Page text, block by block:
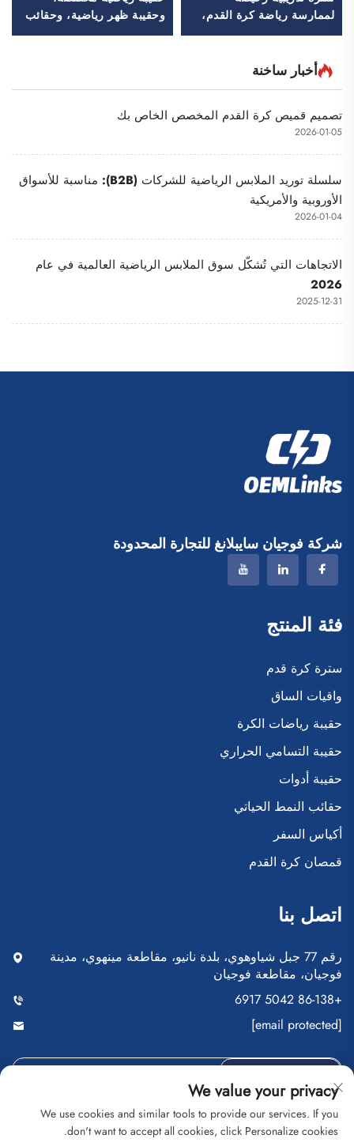
لممارسة رياضة كرة القدم،
مصنوعة بالكامل من
تصميم شبكي، وتُستخدم
وحقيبة ظهر رياضية، وحقائب
مدرسية، وحقائب سفر،
وكرة سلة
أخبار ساخنة
تصميم قميص كرة القدم المخصص الخاص بك
2026-01-05
سلسلة توريد الملابس الرياضية للشركات (B2B): مناسبة للأسواق
الأوروبية والأمريكية
2026-01-04
الاتجاهات التي تُشكّل سوق الملابس الرياضية العالمية في عام
2026
2025-12-31
شركة فوجيان سايبلانغ للتجارة المحدودة
فئة المنتج
سترة كرة قدم
واقيات الساق
حقيبة رياضات الكرة
حقيبة التسامي الحراري
حقيبة أدوات
حقائب النمط الحياتي
أكياس السفر
قمصان كرة القدم
اتصل بنا
رقم 77 جبل شياوهوي، بلدة نانيو، مقاطعة مينهوي، مدينة
فوجيان، مقاطعة فوجيان
+86-138 5042 6917
[email protected]
We value your privacy
We use cookies and similar tools to provide our services. If you
don't want to accept all cookies, click Personalize cookies.